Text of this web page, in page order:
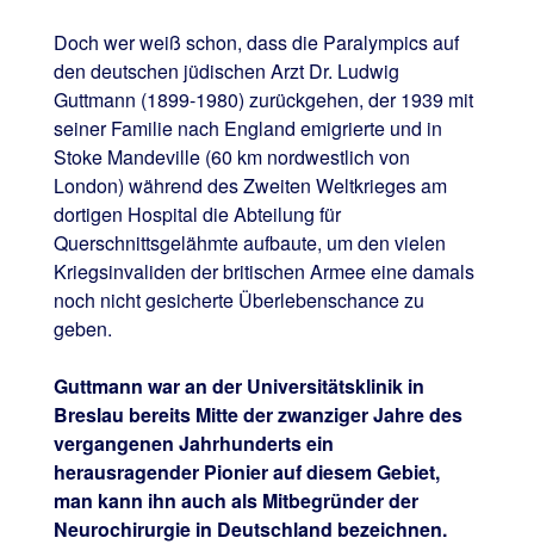
Doch wer weiß schon, dass die Paralympics auf
den deutschen jüdischen Arzt Dr. Ludwig
Guttmann (1899-1980) zurückgehen, der 1939 mit
seiner Familie nach England emigrierte und in
Stoke Mandeville (60 km nordwestlich von
London) während des Zweiten Weltkrieges am
dortigen Hospital die Abteilung für
Querschnittsgelähmte aufbaute, um den vielen
Kriegsinvaliden der britischen Armee eine damals
noch nicht gesicherte Überlebenschance zu
geben.
Guttmann war an der Universitätsklinik in
Breslau bereits Mitte der zwanziger Jahre des
vergangenen Jahrhunderts ein
herausragender Pionier auf diesem Gebiet,
man kann ihn auch als Mitbegründer der
Neurochirurgie in Deutschland bezeichnen.